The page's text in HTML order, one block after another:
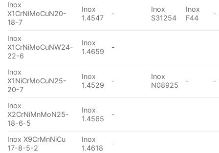
Inox
X1CrNiMoCuN20-
18-7
Inox
1.4547
-
Inox
S31254
Inox
F44
-
Inox
X1CrNiMoCuNW24-
22-6
Inox
1.4659
-
Inox
X1NiCrMoCuN25-
20-7
Inox
1.4529
-
Inox
N08925
- -
Inox
X2CrNiMnMoN25-
18-6-5
Inox
1.4565
-
Inox X9CrMnNiCu
17-8-5-2
Inox
1.4618
-